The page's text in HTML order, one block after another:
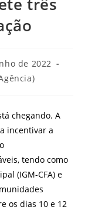
de 2022
chegando. A
incentivar a
tendo como
(IGM-CFA) e
os dias 10 e 12